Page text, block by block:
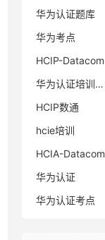
华为认证题库
华为考点
HCIP-Datacom
华为认证培训机构
HCIP数通
hcie培训
HCIA-Datacom
华为认证
华为认证考点